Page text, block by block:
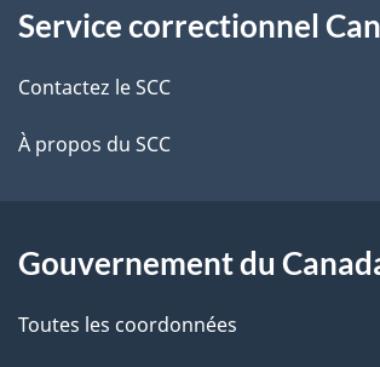
i
l
s
e
propos
de
ce
Service correctionnel
Contactez le SCC
À propos du SCC
Gouvernement du
Toutes les coordonnées